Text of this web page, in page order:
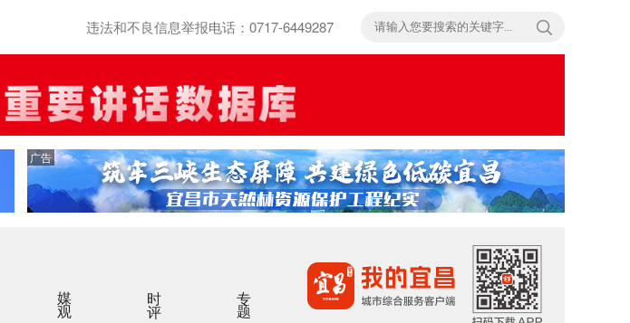
违法和不良信息举报电话：0717-6449287
广告
媒观 时评 专题